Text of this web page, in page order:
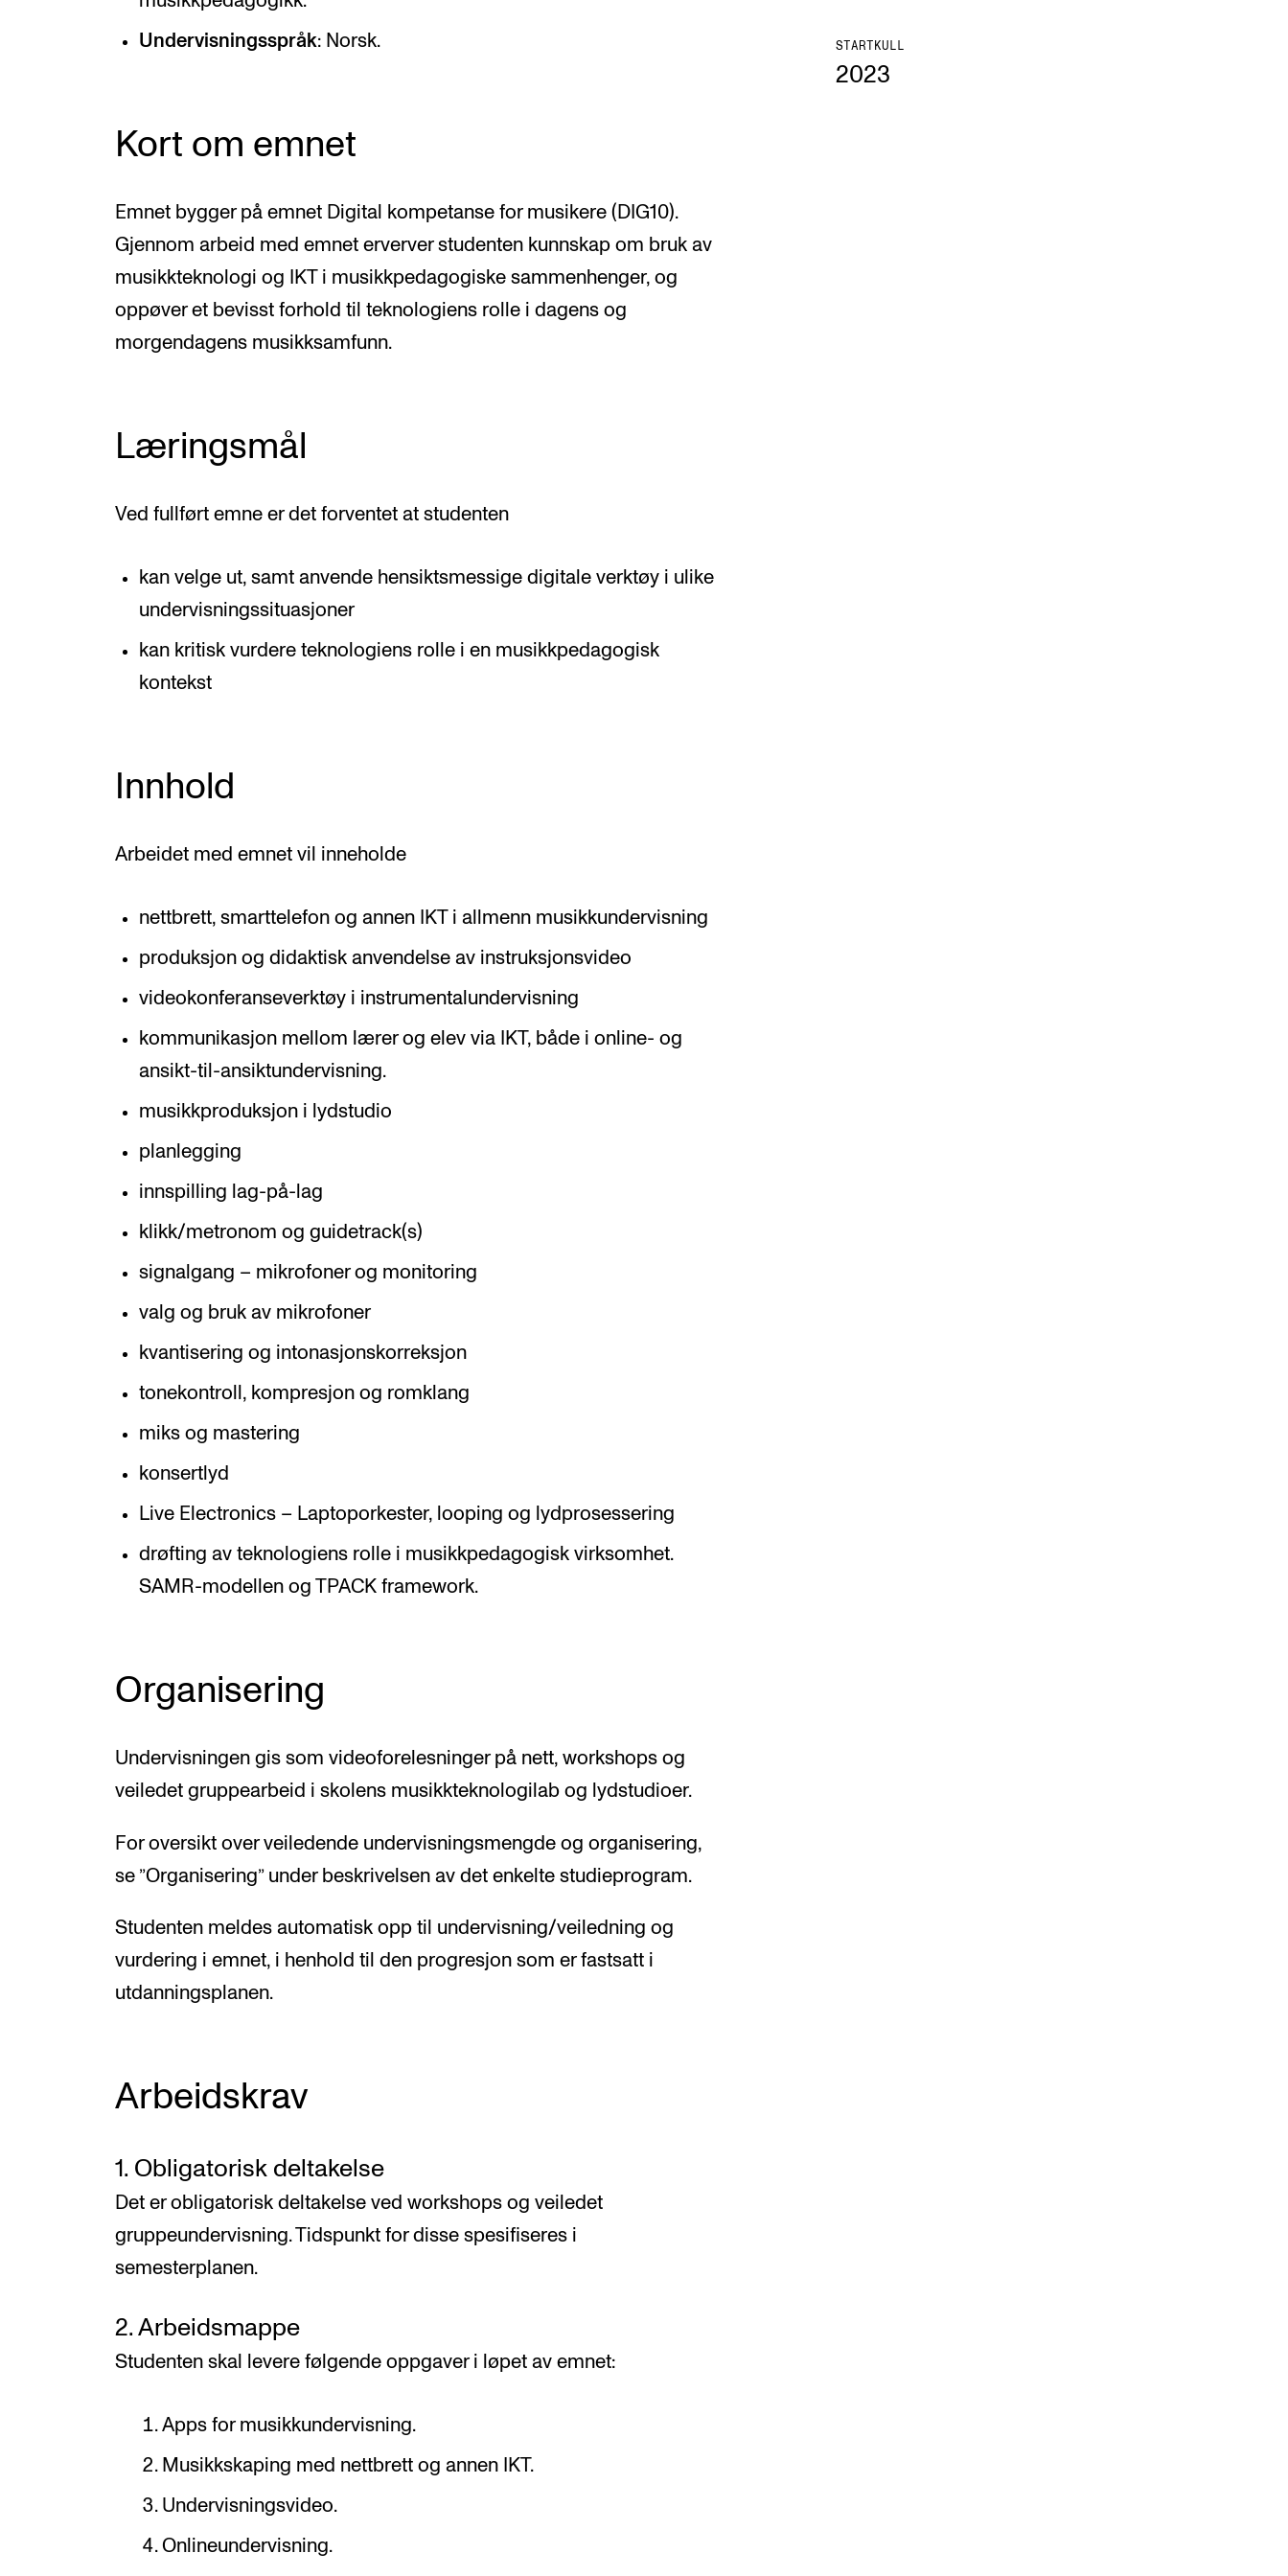
STARTKULL
2023
Undervisningsspråk: Norsk.
Kort om emnet
Emnet bygger på emnet Digital kompetanse for musikere (DIG10).
Gjennom arbeid med emnet erverver studenten kunnskap om bruk av
musikkteknologi og IKT i musikkpedagogiske sammenhenger, og
oppøver et bevisst forhold til teknologiens rolle i dagens og
morgendagens musikksamfunn.
Læringsmål
Ved fullført emne er det forventet at studenten
kan velge ut, samt anvende hensiktsmessige digitale verktøy i ulike
undervisningssituasjoner
kan kritisk vurdere teknologiens rolle i en musikkpedagogisk
kontekst
Innhold
Arbeidet med emnet vil inneholde
nettbrett, smarttelefon og annen IKT i allmenn musikkundervisning
produksjon og didaktisk anvendelse av instruksjonsvideo
videokonferanseverktøy i instrumentalundervisning
kommunikasjon mellom lærer og elev via IKT, både i online- og
ansikt-til-ansiktundervisning.
musikkproduksjon i lydstudio
planlegging
innspilling lag-på-lag
klikk/metronom og guidetrack(s)
signalgang – mikrofoner og monitoring
valg og bruk av mikrofoner
kvantisering og intonasjonskorreksjon
tonekontroll, kompresjon og romklang
miks og mastering
konsertlyd
Live Electronics – Laptoporkester, looping og lydprosessering
drøfting av teknologiens rolle i musikkpedagogisk virksomhet.
SAMR-modellen og TPACK framework.
Organisering
Undervisningen gis som videoforelesninger på nett, workshops og
veiledet gruppearbeid i skolens musikkteknologilab og lydstudioer.
For oversikt over veiledende undervisningsmengde og organisering,
se ”Organisering” under beskrivelsen av det enkelte studieprogram.
Studenten meldes automatisk opp til undervisning/veiledning og
vurdering i emnet, i henhold til den progresjon som er fastsatt i
utdanningsplanen.
Arbeidskrav
1. Obligatorisk deltakelse
Det er obligatorisk deltakelse ved workshops og veiledet
gruppeundervisning. Tidspunkt for disse spesifiseres i
semesterplanen.
2. Arbeidsmappe
Studenten skal levere følgende oppgaver i løpet av emnet:
Apps for musikkundervisning.
Musikkskaping med nettbrett og annen IKT.
Undervisningsvideo.
Onlineundervisning.